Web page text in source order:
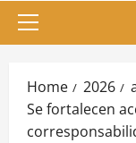
Primary
Home 2026
Se fortalecen